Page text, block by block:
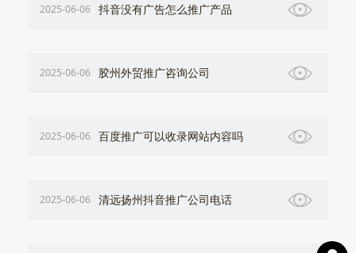
2025-06-06 抖音没有广告怎么推广产品
2025-06-06 胶州外贸推广咨询公司
2025-06-06 百度推广可以收录网站内容吗
2025-06-06 清远扬州抖音推广公司电话